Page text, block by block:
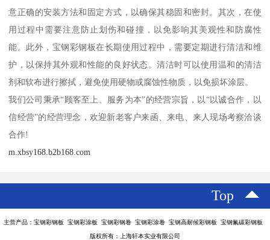
意正确的安装方法和固定方式，以确保其稳固和密封。其次，在使
用过程中需要注意防止划伤和碰撞，以免影响其美观性和防腐性
能。此外，宝钢彩钢板在长期使用过程中，需要定期进行清洁和维
护，以保持其外观和性能的良好状态。清洁时可以使用温和的清洁
剂和软布进行擦拭，避免使用硬物或腐蚀性物质，以免损坏涂层。
我们公司秉承“顾客至上、服务为本”的经营宗旨，以“以诚合作，以
信经营”的经营理念，欢迎新老客户来函、来电、来人现场考察洽谈
合作!
m.xbsy168.b2b168.com
Top
主营产品：宝钢彩钢板 宝钢彩涂板 宝钢彩钢卷 宝钢彩涂卷 宝钢高耐候彩钢板 宝钢氟碳彩钢板
版权所有：上海轩本实业有限公司